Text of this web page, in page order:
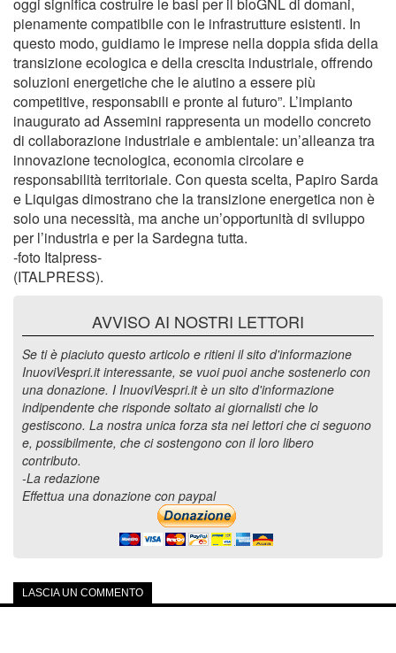
pienamente compatibile con le infrastrutture esistenti. In
questo modo, guidiamo le imprese nella doppia sfida della
transizione ecologica e della crescita industriale, offrendo
soluzioni energetiche che le aiutino a essere più
competitive, responsabili e pronte al futuro”. L’impianto
inaugurato ad Assemini rappresenta un modello concreto
di collaborazione industriale e ambientale: un’alleanza tra
innovazione tecnologica, economia circolare e
responsabilità territoriale. Con questa scelta, Papiro Sarda
e Liquigas dimostrano che la transizione energetica non è
solo una necessità, ma anche un’opportunità di sviluppo
per l’industria e per la Sardegna tutta.
-foto Italpress-
(ITALPRESS).
AVVISO AI NOSTRI LETTORI
Se ti è piaciuto questo articolo e ritieni il sito d'informazione
InuoviVespri.it interessante, se vuoi puoi anche sostenerlo con
una donazione. I InuoviVespri.it è un sito d'informazione
indipendente che risponde soltato ai giornalisti che lo
gestiscono. La nostra unica forza sta nei lettori che ci seguono
e, possibilmente, che ci sostengono con il loro libero
contributo.
-La redazione
Effettua una donazione con paypal
LASCIA UN COMMENTO